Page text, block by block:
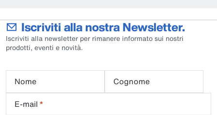
Iscriviti alla nostra Newsletter.
Iscriviti alla newsletter per rimanere informato sui nostri
prodotti, eventi e novità.
Nome
Cognome
E-mail *